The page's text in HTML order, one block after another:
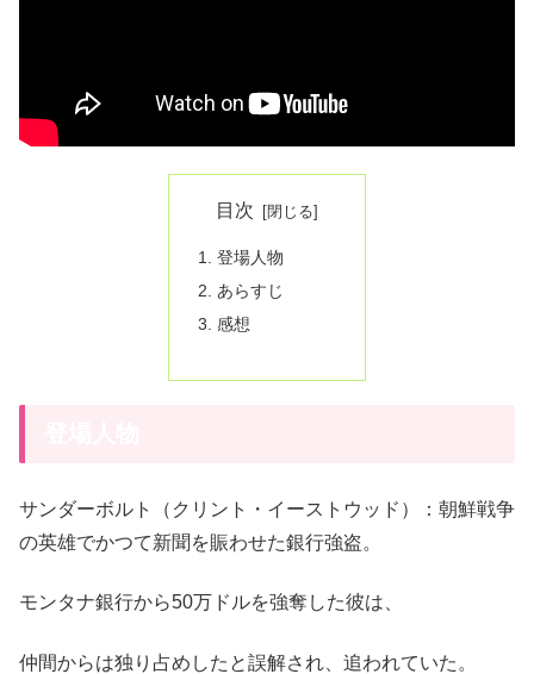
目次
登場人物
あらすじ
感想
サンダーボルト（クリント・イーストウッド）：朝鮮戦争
の英雄でかつて新聞を賑わせた銀行強盗。
モンタナ銀行から50万ドルを強奪した彼は、
仲間からは独り占めしたと誤解され、追われていた。